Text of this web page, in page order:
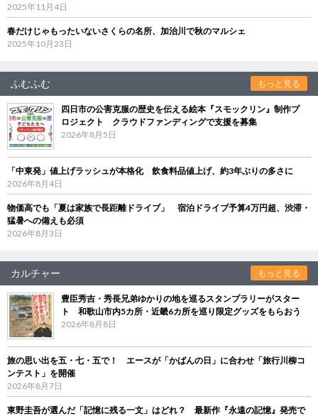
2025年11月4日
春だけじゃもったいないさくらの名所、加治川で秋のマルシェ
2025年10月23日
ふむふむ もっと見る
四日市の公害克服の歴史を伝える絵本『スモックリン』制作プ
ロジェクト クラウドファンディングで支援を募集
2026年8月5日
「中東発」値上げラッシュが本格化 飲食料品値上げ、約3年ぶりの多さに
2026年8月4日
物価高でも「夏は家族で長距離ドライブ」 宿泊ドライブ予算4万円超、渋滞・
猛暑への備えも必須
2026年8月3日
カルチャー もっと見る
豊臣秀吉・秀長兄弟ゆかりの地を巡るスタンプラリーがスター
ト 和歌山市内5カ所・近畿6カ所を巡り限定グッズをもらおう
2026年8月8日
旅の思い出を五・七・五で！ エースが「かばんの日」に合わせ「旅行川柳コ
ンテスト」を開催
2026年8月7日
東野圭吾が選んだ「記憶に残る一文」はどれ？ 最新作『永遠の記憶』発売で